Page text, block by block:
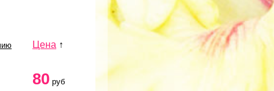
Цена ↑
80 руб